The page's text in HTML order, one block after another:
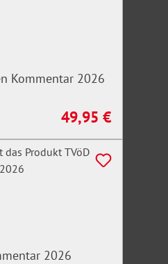
Kommentar 2026
Regulärer Preis:
49,95 €
2026